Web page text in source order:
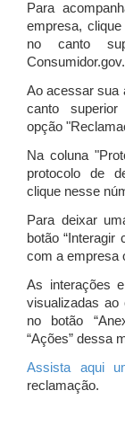
Para
empresa,
no canto
Ao acessar sua
canto
opção
Na coluna
protocolo de
clique nesse
Para deixar
botão
com a empresa
As interações
visualizadas ao
no botão
“Ações” dessa
Assista aqui
reclamação.